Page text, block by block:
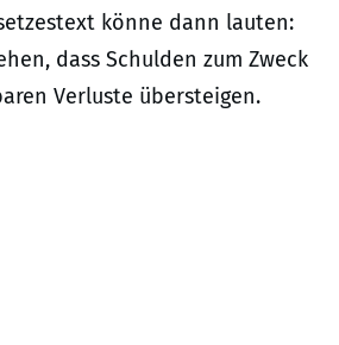
könne dann lauten:
dass Schulden zum Zweck
Verluste übersteigen.